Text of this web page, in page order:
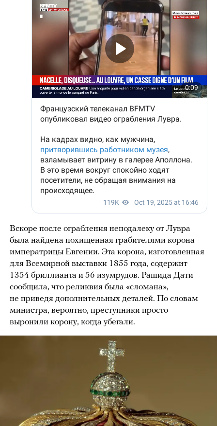
Вскоре после ограбления неподалеку от Лувра
была найдена похищенная грабителями корона
императрицы Евгении. Эта корона, изготовленная
для Всемирной выставки 1855 года, содержит
1354 бриллианта и 56 изумрудов. Рашида Дати
сообщила, что реликвия была «сломана»,
не приведя дополнительных деталей. По словам
министра, вероятно, преступники просто
выронили корону, когда убегали.